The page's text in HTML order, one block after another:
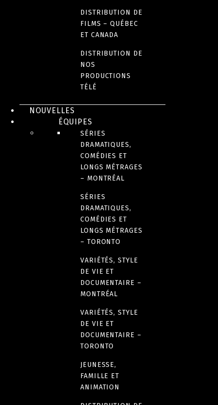
DISTRIBUTION DE
FILMS – QUÉBEC
ET CANADA
DISTRIBUTION DE
NOS
PRODUCTIONS
TÉLÉ
NOUVELLES
ÉQUIPES
SÉRIES
DRAMATIQUES,
COMÉDIES ET
LONGS MÉTRAGES
– MONTRÉAL
SÉRIES
DRAMATIQUES,
COMÉDIES ET
LONGS MÉTRAGES
– TORONTO
VARIÉTÉS, STYLE
DE VIE ET
DOCUMENTAIRE –
MONTRÉAL
VARIÉTÉS, STYLE
DE VIE ET
DOCUMENTAIRE –
TORONTO
JEUNESSE,
FAMILLE ET
ANIMATION